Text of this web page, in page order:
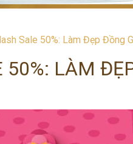
Sale 50%: Làm Đẹp Đồng
50%: LÀM